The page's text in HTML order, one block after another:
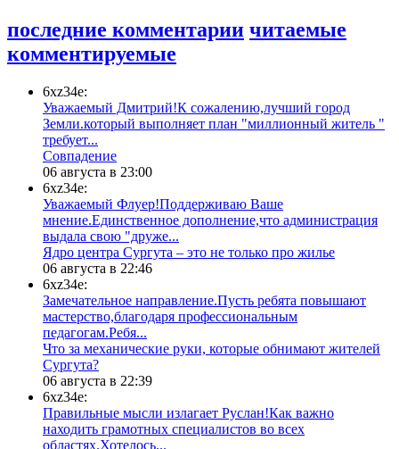
последние комментарии читаемые
комментируемые
6xz34e:
Уважаемый Дмитрий!К сожалению,лучший город
Земли.который выполняет план "миллионный житель "
требует...
​Совпадение
06 августа в 23:00
6xz34e:
Уважаемый Флуер!Поддерживаю Ваше
мнение.Единственное дополнение,что администрация
выдала свою "друже...
​Ядро центра Сургута ‒ это не только про жилье
06 августа в 22:46
6xz34e:
Замечательное направление.Пусть ребята повышают
мастерство,благодаря профессиональным
педагогам.Ребя...
​Что за механические руки, которые обнимают жителей
Сургута?
06 августа в 22:39
6xz34e:
Правильные мысли излагает Руслан!Как важно
находить грамотных специалистов во всех
областях.Хотелось...